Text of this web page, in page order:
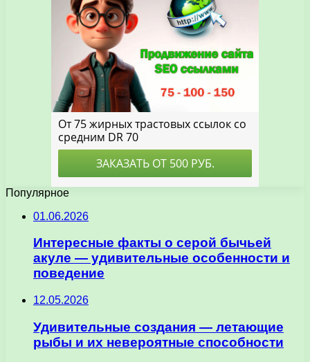
Популярное
01.06.2026
Интересные факты о серой бычьей
акуле — удивительные особенности и
поведение
12.05.2026
Удивительные создания — летающие
рыбы и их невероятные способности